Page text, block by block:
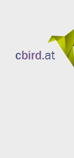
cbird.at